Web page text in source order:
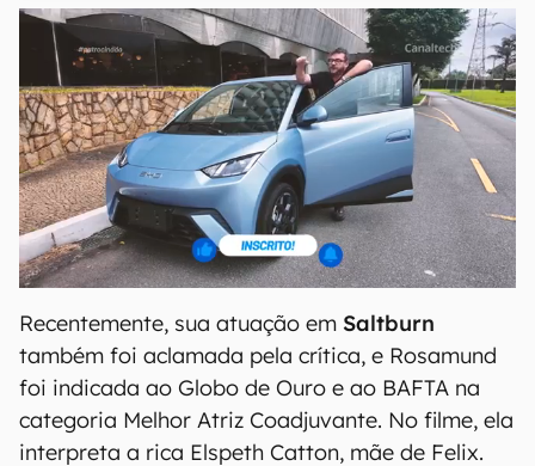
Recentemente, sua atuação em Saltburn
também foi aclamada pela crítica, e Rosamund
foi indicada ao Globo de Ouro e ao BAFTA na
categoria Melhor Atriz Coadjuvante. No filme, ela
interpreta a rica Elspeth Catton, mãe de Felix.